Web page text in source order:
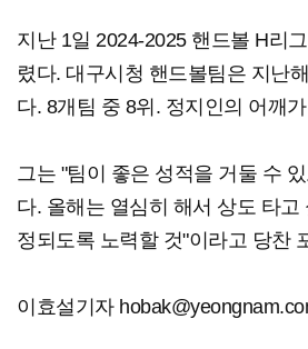
지난 1일 2024-2025 핸드볼 H리
렸다. 대구시청 핸드볼팀은 지난
다. 8개팀 중 8위. 정지인의 어깨
그는 "팀이 좋은 성적을 거둘 수
다. 올해는 열심히 해서 상도 타고
정되도록 노력할 것"이라고 당찬
이효설기자